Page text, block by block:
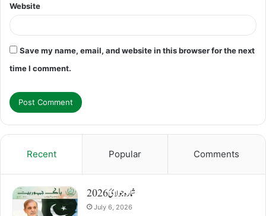
Website
Save my name, email, and website in this browser for the next
time I comment.
Recent Popular Comments
شمارہ جولائ 2026
July 6, 2026